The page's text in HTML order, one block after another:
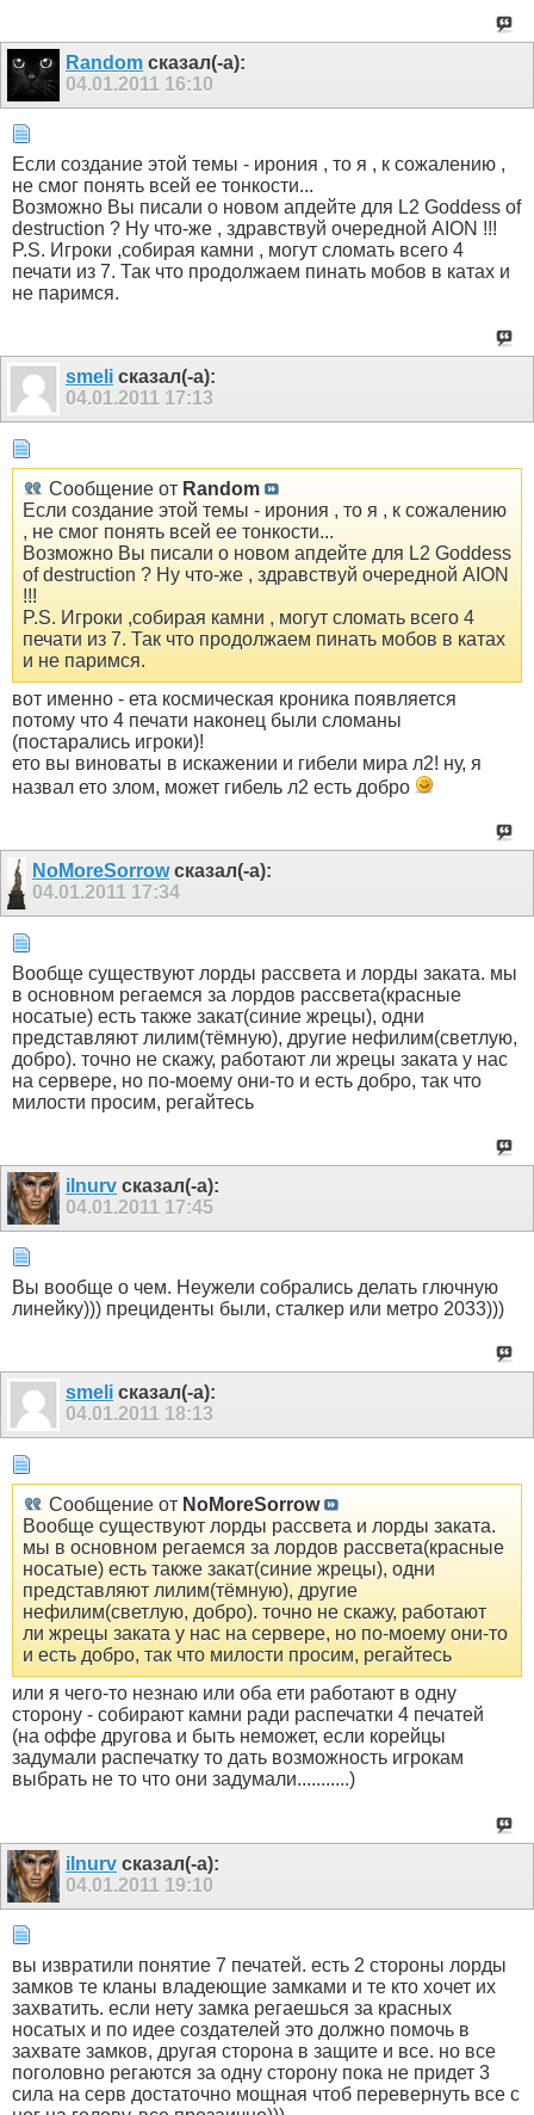
Random сказал(-а):
04.01.2011 16:10
Если создание этой темы - ирония , то я , к сожалению ,
не смог понять всей ее тонкости...
Возможно Вы писали о новом апдейте для L2 Goddess of
destruction ? Ну что-же , здравствуй очередной AION !!!
P.S. Игроки ,собирая камни , могут сломать всего 4
печати из 7. Так что продолжаем пинать мобов в катах и
не паримся.
smeli сказал(-а):
04.01.2011 17:13
Сообщение от Random
Если создание этой темы - ирония , то я , к сожалению
, не смог понять всей ее тонкости...
Возможно Вы писали о новом апдейте для L2 Goddess
of destruction ? Ну что-же , здравствуй очередной AION
!!!
P.S. Игроки ,собирая камни , могут сломать всего 4
печати из 7. Так что продолжаем пинать мобов в катах
и не паримся.
вот именно - ета космическая кроника появляется
потому что 4 печати наконец были сломаны
(постарались игроки)!
ето вы виноваты в искажении и гибели мира л2! ну, я
назвал ето злом, может гибель л2 есть добро
NoMoreSorrowсказал(-а):
04.01.2011 17:34
Вообще существуют лорды рассвета и лорды заката. мы
в основном регаемся за лордов рассвета(красные
носатые) есть также закат(синие жрецы), одни
представляют лилим(тёмную), другие нефилим(светлую,
добро). точно не скажу, работают ли жрецы заката у нас
на сервере, но по-моему они-то и есть добро, так что
милости просим, регайтесь
ilnurv сказал(-а):
04.01.2011 17:45
Вы вообще о чем. Неужели собрались делать глючную
линейку))) прециденты были, сталкер или метро 2033)))
smeli сказал(-а):
04.01.2011 18:13
Сообщение от NoMoreSorrow
Вообще существуют лорды рассвета и лорды заката.
мы в основном регаемся за лордов рассвета(красные
носатые) есть также закат(синие жрецы), одни
представляют лилим(тёмную), другие
нефилим(светлую, добро). точно не скажу, работают
ли жрецы заката у нас на сервере, но по-моему они-то
и есть добро, так что милости просим, регайтесь
или я чего-то незнаю или оба ети работают в одну
сторону - собирают камни ради распечатки 4 печатей
(на оффе другова и быть неможет, если корейцы
задумали распечатку то дать возможность игрокам
выбрать не то что они задумали...........)
ilnurv сказал(-а):
04.01.2011 19:10
вы извратили понятие 7 печатей. есть 2 стороны лорды
замков те кланы владеющие замками и те кто хочет их
захватить. если нету замка регаешься за красных
носатых и по идее создателей это должно помочь в
захвате замков, другая сторона в защите и все. но все
поголовно регаются за одну сторону пока не придет 3
сила на серв достаточно мощная чтоб перевернуть все с